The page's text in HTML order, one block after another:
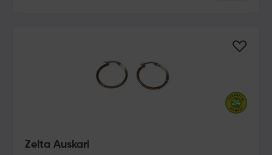
Zelta Auskari